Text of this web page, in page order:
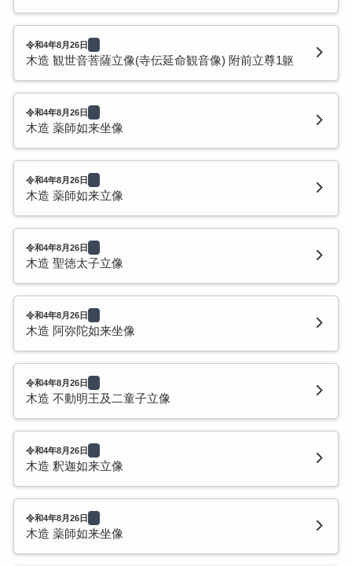
令和4年8月26日
木造 観世音菩薩立像(寺伝延命観音像) 附前立尊1躯
令和4年8月26日
木造 薬師如来坐像
令和4年8月26日
木造 薬師如来立像
令和4年8月26日
木造 聖徳太子立像
令和4年8月26日
木造 阿弥陀如来坐像
令和4年8月26日
木造 不動明王及二童子立像
令和4年8月26日
木造 釈迦如来立像
令和4年8月26日
木造 薬師如来坐像